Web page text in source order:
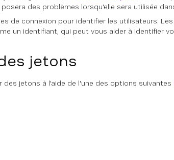
des problèmes lorsqu'elle sera utilisée
de connexion pour identifier les utilisateurs.
un identifiant, qui peut vous aider à identifier
jetons
des jetons à l'aide de l'une des options suivantes